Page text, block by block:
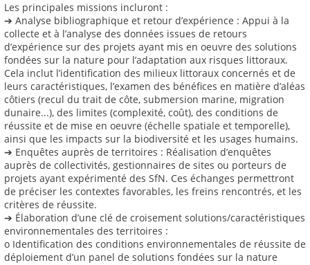
Les principales missions incluront :
➔ Analyse bibliographique et retour d’expérience : Appui à la
collecte et à l’analyse des données issues de retours
d’expérience sur des projets ayant mis en oeuvre des solutions
fondées sur la nature pour l’adaptation aux risques littoraux.
Cela inclut l’identification des milieux littoraux concernés et de
leurs caractéristiques, l’examen des bénéfices en matière d’aléas
côtiers (recul du trait de côte, submersion marine, migration
dunaire...), des limites (complexité, coût), des conditions de
réussite et de mise en oeuvre (échelle spatiale et temporelle),
ainsi que les impacts sur la biodiversité et les usages humains.
➔ Enquêtes auprès de territoires : Réalisation d’enquêtes
auprès de collectivités, gestionnaires de sites ou porteurs de
projets ayant expérimenté des SfN. Ces échanges permettront
de préciser les contextes favorables, les freins rencontrés, et les
critères de réussite.
➔ Élaboration d’une clé de croisement solutions/caractéristiques
environnementales des territoires :
o Identification des conditions environnementales de réussite de
déploiement d’un panel de solutions fondées sur la nature